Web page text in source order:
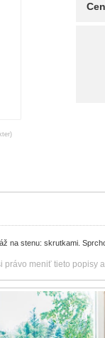
na stenu: skrutkami.
právo meniť tieto popisy